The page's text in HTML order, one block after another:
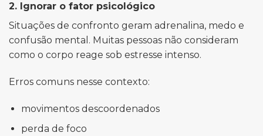
2. Ignorar o fator psicológico
Situações de confronto geram adrenalina, medo e
confusão mental. Muitas pessoas não consideram
como o corpo reage sob estresse intenso.
Erros comuns nesse contexto:
movimentos descoordenados
perda de foco